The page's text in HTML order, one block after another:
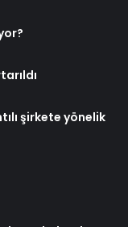
şirkete yönelik